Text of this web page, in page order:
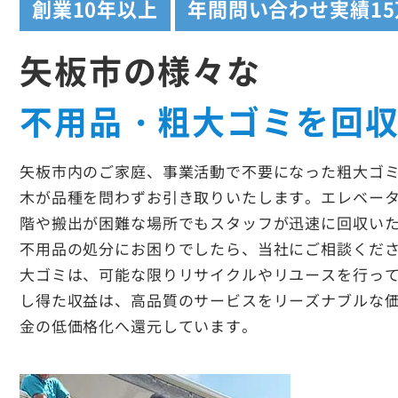
創業10年以上 年間問い合わせ実績
矢板市の様々な
不用品・粗大ゴミを回
矢板市内のご家庭、事業活動で不要になった粗大ゴ
木が品種を問わずお引き取りいたします。エレベー
階や搬出が困難な場所でもスタッフが迅速に回収い
不用品の処分にお困りでしたら、当社にご相談くだ
大ゴミは、可能な限りリサイクルやリユースを行っ
し得た収益は、高品質のサービスをリーズナブルな
金の低価格化へ還元しています。